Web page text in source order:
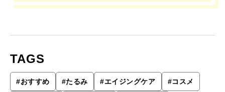
TAGS
#おすすめ #たるみ #エイジングケア #コスメ